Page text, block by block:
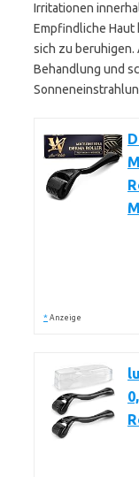
Irritationen
Empfindliche Haut
sich zu beruhigen.
Behandlung und
* Anzeige